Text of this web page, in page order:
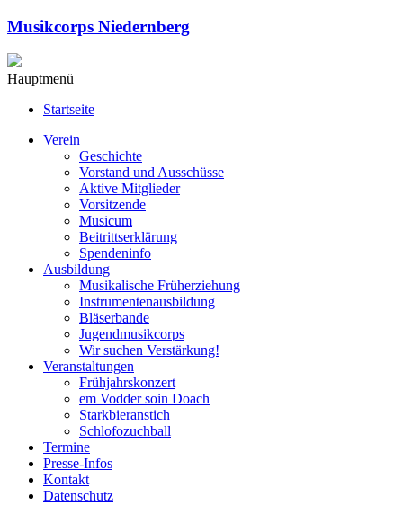
Musikcorps Niedernberg
Hauptmenü
Startseite
Verein
Geschichte
Vorstand und Ausschüsse
Aktive Mitglieder
Vorsitzende
Musicum
Beitrittserklärung
Spendeninfo
Ausbildung
Musikalische Früherziehung
Instrumentenausbildung
Bläserbande
Jugendmusikcorps
Wir suchen Verstärkung!
Veranstaltungen
Frühjahrskonzert
em Vodder soin Doach
Starkbieranstich
Schlofozuchball
Termine
Presse-Infos
Kontakt
Datenschutz